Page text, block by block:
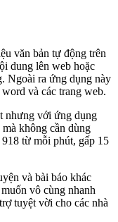
văn bản tự động trên
dung lên web hoặc
Ngoài ra ứng dụng này
và các trang web.
nhưng với ứng dụng
không cần dùng
từ mỗi phút, gấp 15
và bài báo khác
vô cùng nhanh
tuyệt vời cho các nhà